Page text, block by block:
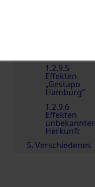
1.2.9.5
Effekten
„Gestapo
Hamburg“
1.2.9.6
Effekten
unbekannter
Herkunft
5. Verschiedenes